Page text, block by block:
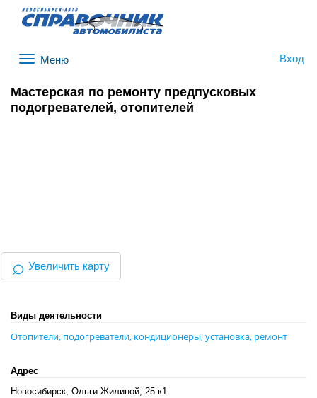
Вход
Мастерская по ремонту предпусковых
подогревателей, отопителей
⌕ Увеличить карту
Виды деятельности
Отопители, подогреватели, кондиционеры, установка, ремонт
Адрес
Новосибирск, Ольги Жилиной, 25 к1